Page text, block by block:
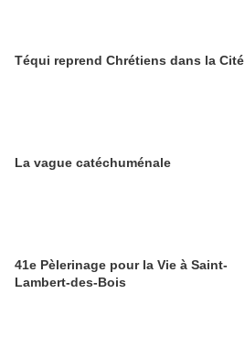
Téqui reprend Chrétiens dans la Cité
La vague catéchuménale
41e Pèlerinage pour la Vie à Saint-
Lambert-des-Bois